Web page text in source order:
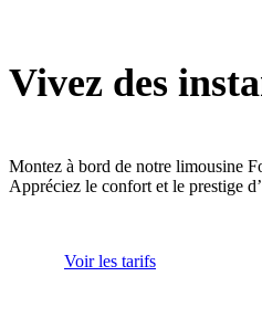
Vivez des
Montez à bord de notre limousine
Appréciez le confort et le prestige
Voir les tarifs